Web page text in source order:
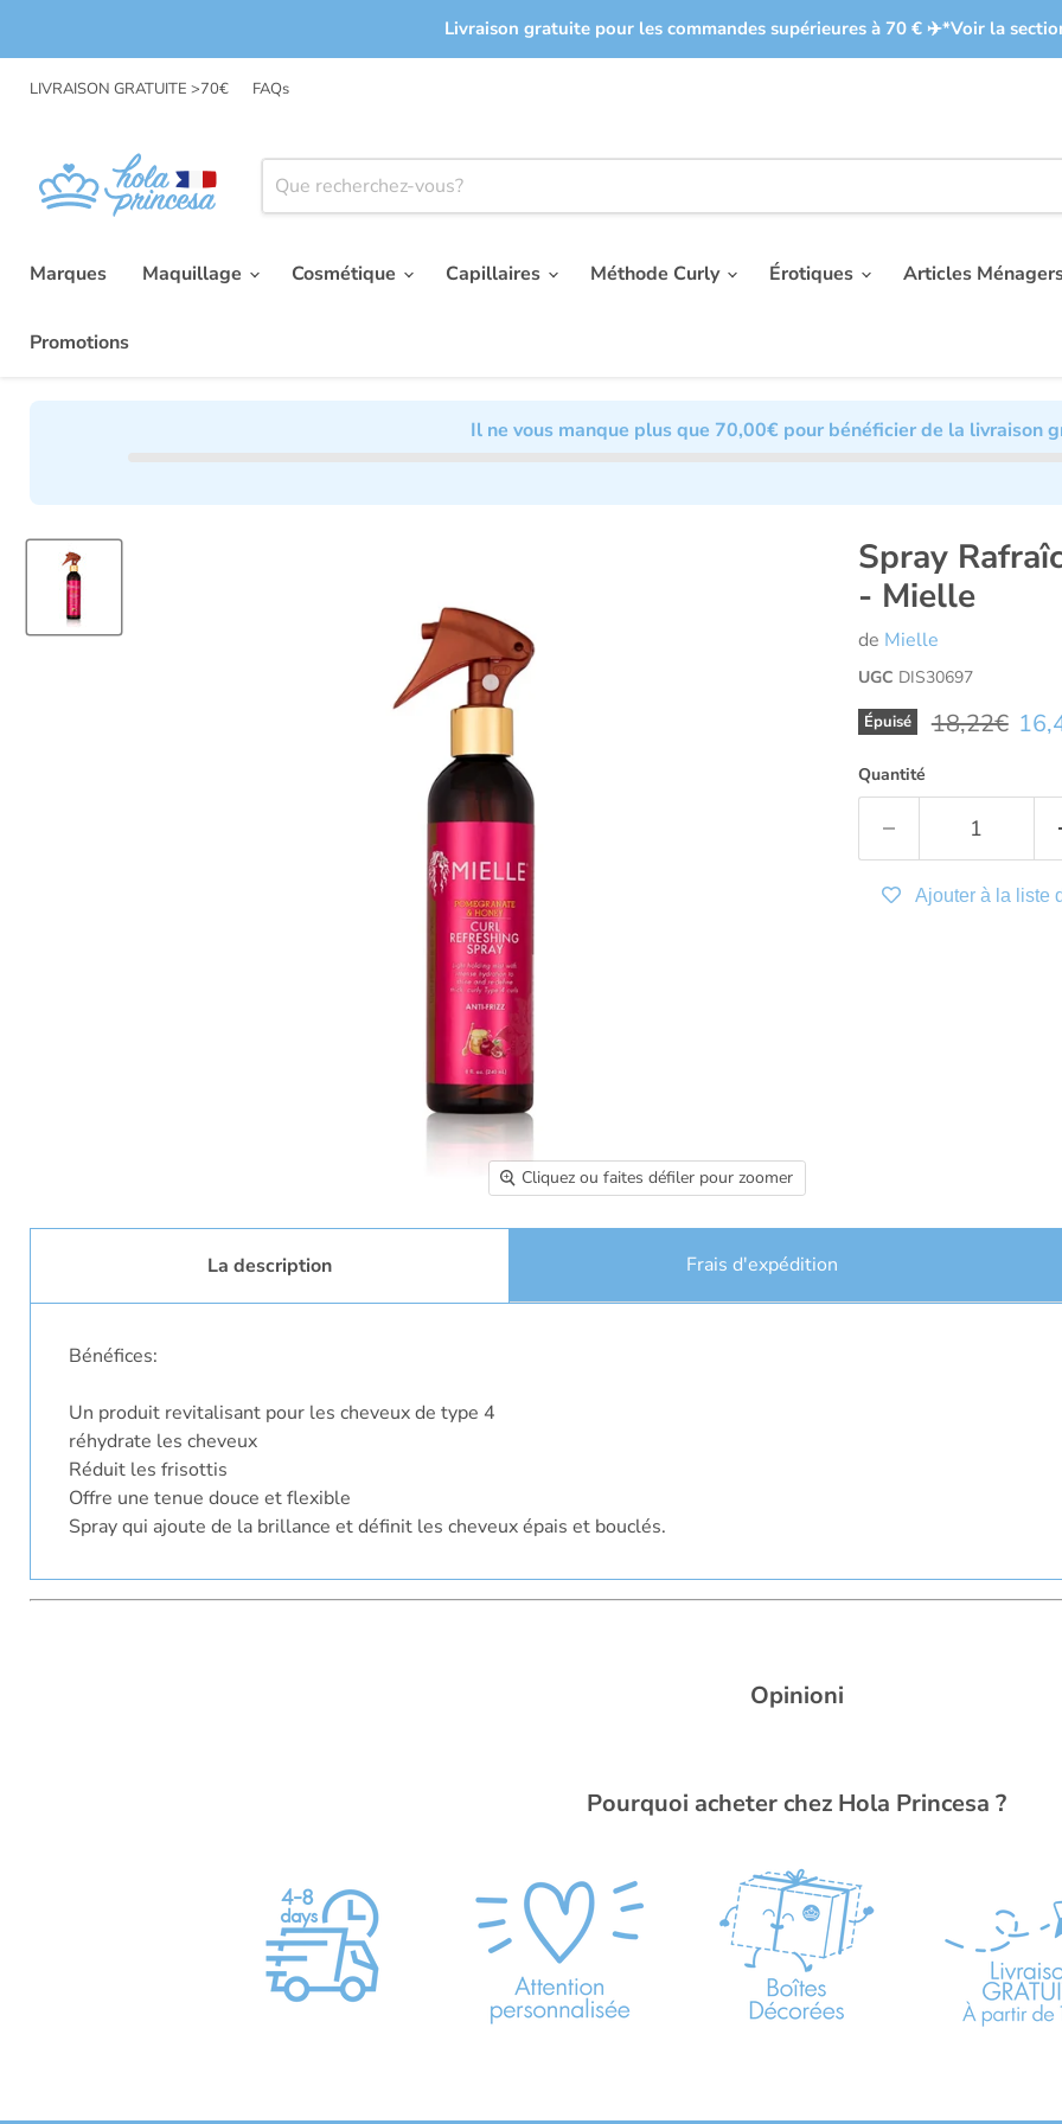
Livraison gratuite pour les commandes supérieures à 70 € ✈️​ *Voir la
LIVRAISON GRATUITE >70€ FAQs
Marques
Maquillage Cosmétique Capillaires Méthode Curly Érotiques Articles
Promotions
Il ne vous manque plus que 70,00€ pour bénéficier de la livraison
Cliquez ou faites défiler pour zoomer
Spray
- Mielle
de Mielle
UGC DIS30697
Épuisé Prix
18,22€ Prix
Quantité
Ajouter à la liste
La description
Bénéfices:
Un produit revitalisant pour les cheveux de type 4
réhydrate les cheveux
Réduit les frisottis
Offre une tenue douce et flexible
Spray qui ajoute de la brillance et définit les cheveux épais et bouclés.
Frais d'expédition
Opinioni
Pourquoi acheter chez Hola Princesa ?